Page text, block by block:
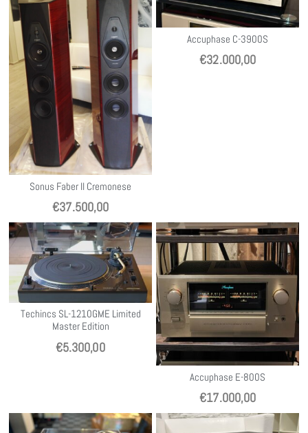
Sonus Faber Il Cremonese
€37.500,00
Accuphase C-3900S
€32.000,00
Techincs SL-1210GME Limited
Master Edition
€5.300,00
Accuphase E-800S
€17.000,00